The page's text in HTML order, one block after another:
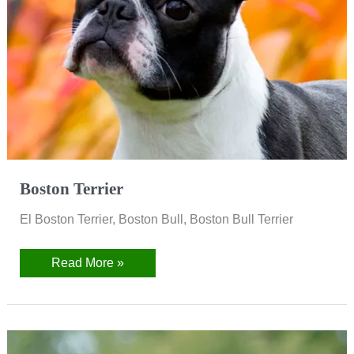
Boston Terrier
El Boston Terrier, Boston Bull, Boston Bull Terrier
Read More »
Barbet
(Perro